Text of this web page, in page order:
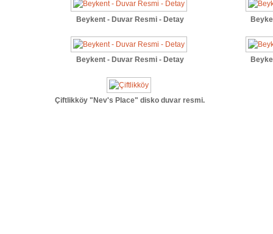
Beykent - Duvar Resmi - Detay
Beykent - Duvar Resmi - Detay
Çiftlikköy "Nev's Place" disko duvar resmi.